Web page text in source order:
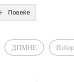
Повеќе
ДПМНЕ